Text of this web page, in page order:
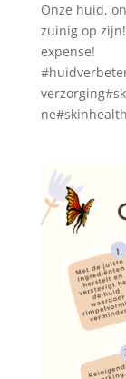
Onze huid,
zuinig op
expense!